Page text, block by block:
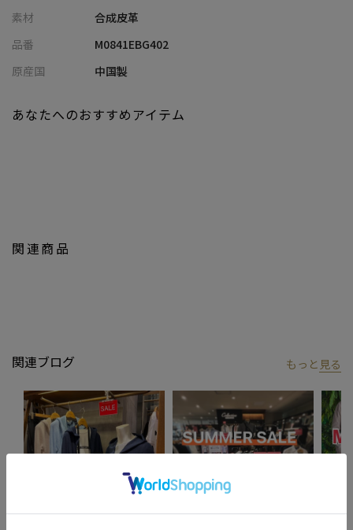
うに体にかける必要もないので、コーディネートの邪魔をしませ
また、逆に差し色を選びアクセントにすることも可能です。
さりげないアクセントになるグリーン、コーディネートを際立た
合皮は本革より軽量で、水をはじき、汚れも傷もつきにくく、お手
【UNION STATION/ ユニオンステーション】
「さりげない上品さ」をキーワードに大人に向けた、素材感と着
心地にこだわったアイテムを展開。
肩ひじを張らずに自分に合ったおしゃれを楽しめる、きれいめス
タイルを提案します。
り、ささやかな高揚感を感じていただけるような”おしゃれ着”を
素材
合成皮革
品番
M0841EBG402
原産国
中国製
関連商品
あなたへのおすすめアイテム
関連ブログ もっと 見る